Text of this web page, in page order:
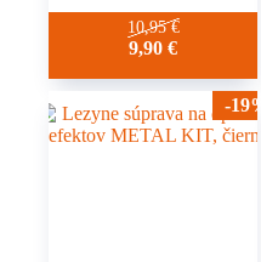
10,95€
9,90€
-19%